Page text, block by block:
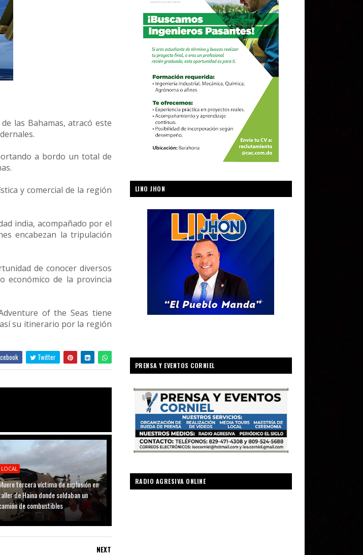
las Bahamas, atracó este
a bordo un total de
y comercial de la región
india, acompañado por el
encabezan la tripulación
de conocer diversos
económico de la provincia
of the Seas tiene
su itinerario por la región
Twitter
LOCAL
tercera víctima de explosión en
de Haina donde soldaban un
de combustibles
NEXT
LINO JHON
PRENSA Y EVENTOS CORNIEL
RADIO AGRESIVA ONLINE